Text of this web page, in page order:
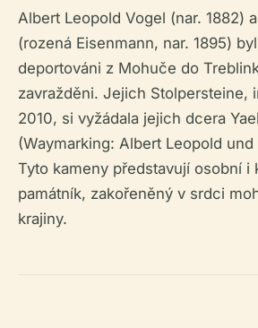
Albert Leopold Vogel (nar. 1882)
(rozená Eisenmann, nar. 1895)
deportováni z Mohuče do
zavražděni. Jejich Stolpersteine,
2010, si vyžádala jejich dcera
(Waymarking: Albert Leopold
Tyto kameny představují osobní i
památník, zakořeněný v srdci
krajiny.